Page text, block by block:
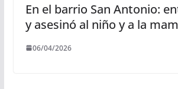
En el barrio San Antonio:
y asesinó al niño y a la
06/04/2026